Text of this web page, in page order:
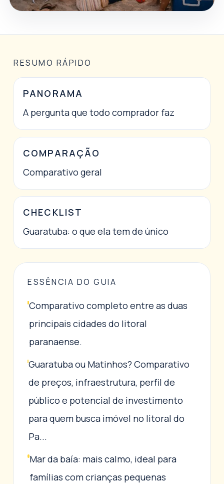
RESUMO RÁPIDO
PANORAMA
A pergunta que todo comprador faz
COMPARAÇÃO
Comparativo geral
CHECKLIST
Guaratuba: o que ela tem de único
ESSÊNCIA DO GUIA
Comparativo completo entre as duas
principais cidades do litoral
paranaense.
Guaratuba ou Matinhos? Comparativo
de preços, infraestrutura, perfil de
público e potencial de investimento
para quem busca imóvel no litoral do
Pa...
Mar da baía: mais calmo, ideal para
famílias com crianças pequenas